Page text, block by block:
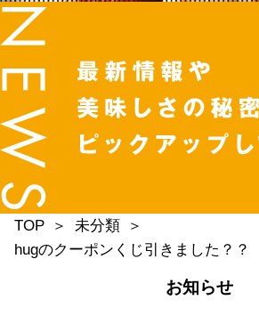
TOP
未分類
hugのクーポンくじ引きました？？
お知らせ